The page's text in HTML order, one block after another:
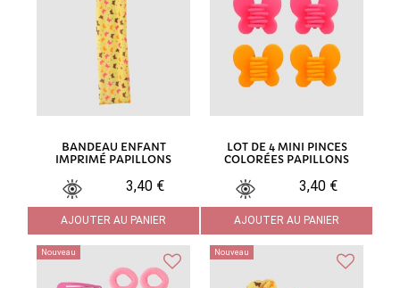
BANDEAU ENFANT
IMPRIMÉ PAPILLONS
3,40 €
AJOUTER AU PANIER
LOT DE 4 MINI PINCES
COLORÉES PAPILLONS
3,40 €
AJOUTER AU PANIER
Nouveau Nouveau